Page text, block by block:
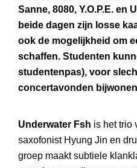
Sanne, 8080, Y.O.P.E. en
beide dagen zijn losse
ook de mogelijkheid om
schaffen. Studenten
studentenpas), voor
concertavonden
Underwater Fsh is het trio
saxofonist Hyung Jin en
groep maakt subtiele